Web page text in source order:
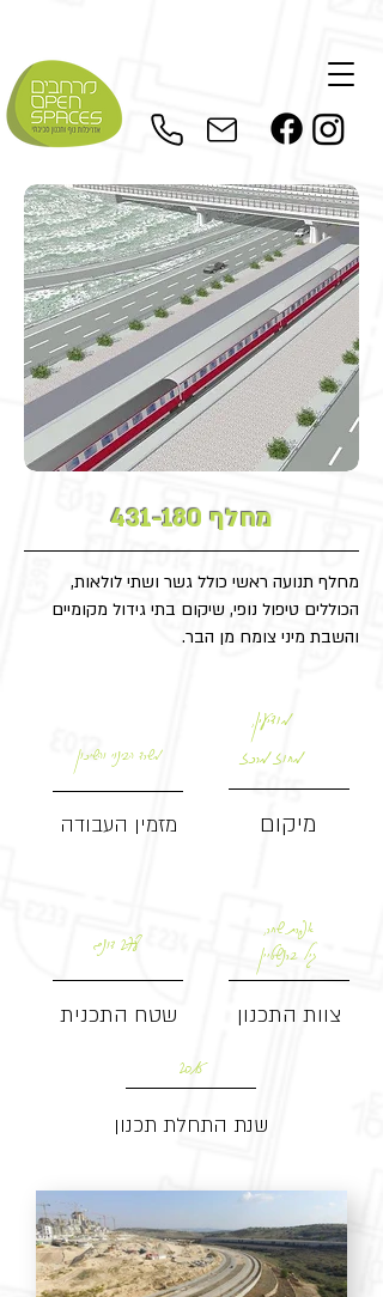
מחלף 431-180
מחלף תנועה ראשי כולל גשר ושתי לולאות,
הכוללים טיפול נופי, שיקום בתי גידול מקומיים
והשבת מיני צומח מן הבר.
משרד הבינוי והשיכון
מודיעין,
מחוז מרכז
מזמין העבודה מיקום
אפרת שחר,
גיל ברנשטיין
278 דונם
צוות התכנון שטח התכנית
2015
שנת התחלת תכנון